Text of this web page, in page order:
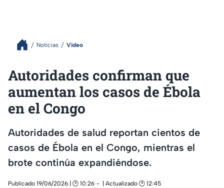
Noticias Video
Autoridades confirman que
aumentan los casos de Ébola
en el Congo
Autoridades de salud reportan cientos de
casos de Ébola en el Congo, mientras el
brote continúa expandiéndose.
Publicado 19/06/2026 | 🕑 10:26
| Actualizado 🕑 12:45